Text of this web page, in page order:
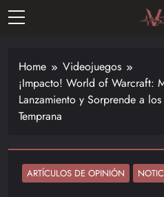
Skip
de
Home
Videojuegos
¡Impacto! World of Warcraft:
Lanzamiento y Sorprende a
Temprana
ARTÍCULOS DE OPINIÓN